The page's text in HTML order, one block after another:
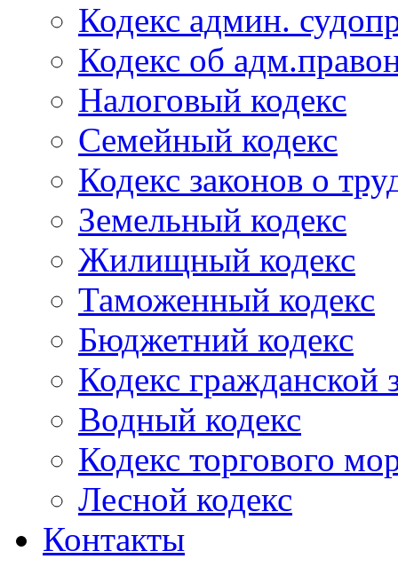
Кодекс админ.
Кодекс об
Налоговый кодекс
Семейный кодекс
Кодекс законов о
Земельный кодекс
Жилищный кодекс
Таможенный кодекс
Бюджетний кодекс
Кодекс гражданской
Водный кодекс
Кодекс торгового
Лесной кодекс
Контакты